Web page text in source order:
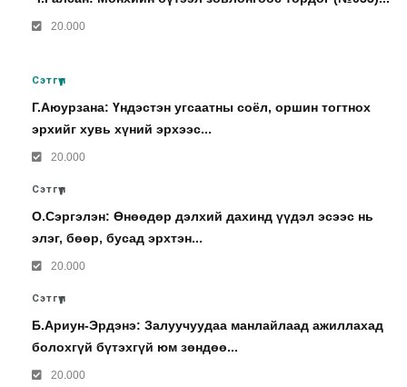
20.000
Сэтгүүл
Г.Аюурзана: Үндэстэн угсаатны соёл, оршин тогтнох
эрхийг хувь хүний эрхээс...
20.000
Сэтгүүл
О.Сэргэлэн: Өнөөдөр дэлхий дахинд үүдэл эсээс нь
элэг, бөөр, бусад эрхтэн...
20.000
Сэтгүүл
Б.Ариун-Эрдэнэ: Залуучуудаа манлайлаад ажиллахад
болохгүй бүтэхгүй юм зөндөө...
20.000